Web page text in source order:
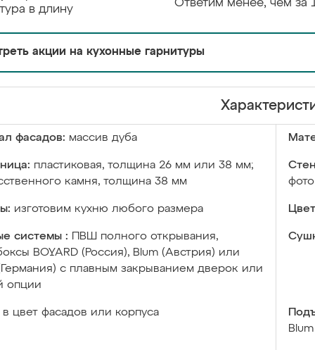
в длину
Ответим менее, чем за
акции на кухонные гарнитуры
фасадов: массив дуба
пластиковая, толщина 26 мм или 38 мм;
камня, толщина 38 мм
изготовим кухню любого размера
системы :
ПВШ полного открывания,
BOYARD (Россия), Blum (Австрия) или
с плавным закрыванием дверок или
опции
в цвет фасадов или корпуса